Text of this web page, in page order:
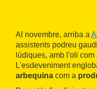
Al novembre, arriba a
assistents podreu
lúdiques, amb l'oli
L'esdeveniment
arbequina com a